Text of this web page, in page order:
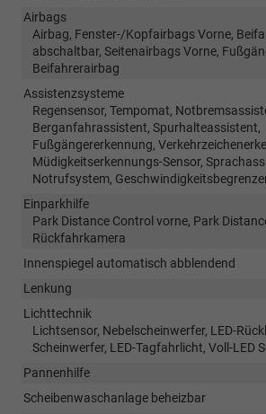
Airbags
Airbag, Fenster-/Kopfairbags Vorne,
abschaltbar, Seitenairbags Vorne,
Beifahrerairbag
Assistenzsysteme
Regensensor, Tempomat,
Berganfahrassistent, Spurhalteassistent,
Fußgängererkennung,
Müdigkeitserkennungs-Sensor,
Notrufsystem,
Einparkhilfe
Park Distance Control vorne, Park
Rückfahrkamera
Innenspiegel automatisch abblendend
Lenkung
Lichttechnik
Lichtsensor, Nebelscheinwerfer, LED-
Scheinwerfer, LED-Tagfahrlicht, Voll-LED
Pannenhilfe
Scheibenwaschanlage beheizbar